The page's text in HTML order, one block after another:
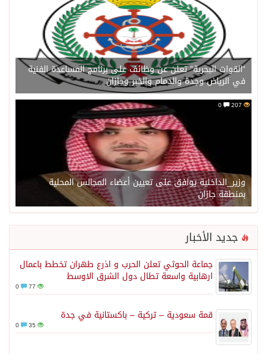
“القوات البحرية” تعلن عن وظائف على برنامج المساعدة الفنية
في الرياض وجدة والدمام والخبر وجازان
207
وزير_الداخلية يوافق على تعيين أعضاء المجالس المحلية
بمنطقة جازان
جديد الأخبار
جماعة الحوثي تعلن الحرب و اذرع طهران تخطط باعمال
ارهابية واسعة تطال دول الشرق الاوسط
77
قمة سعودية – تركية – باكستانية في جدة
35